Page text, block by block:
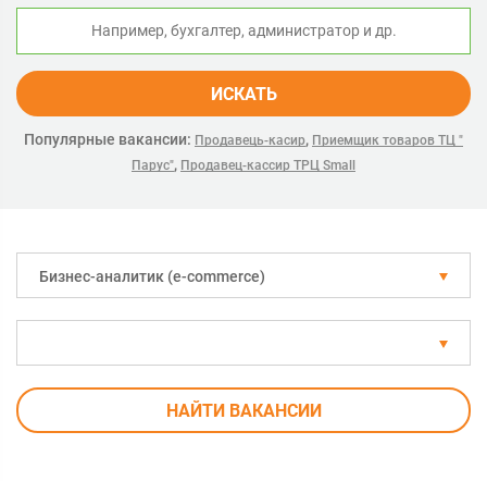
ИСКАТЬ
Популярные вакансии: Продавець-касир, Приемщик товаров ТЦ "
Парус", Продавец-кассир ТРЦ Small
Бизнес-аналитик (e-commerce)
НАЙТИ ВАКАНСИИ